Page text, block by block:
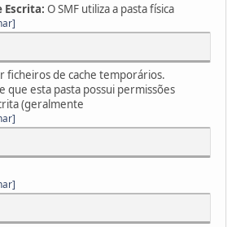
Escrita: O SMF utiliza a pasta física
ficheiros de cache temporários.
que esta pasta possui permissões
(geralmente